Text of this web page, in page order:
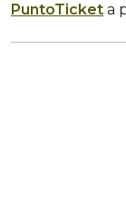
PuntoTicket a